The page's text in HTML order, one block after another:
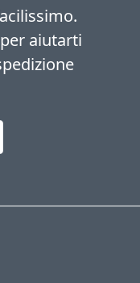
aiutarti